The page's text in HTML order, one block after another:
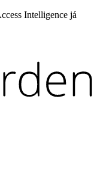
Intelligence já